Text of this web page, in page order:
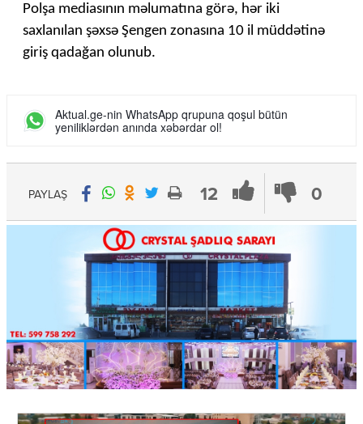
Polşa mediasının məlumatına görə, hər iki
saxlanılan şəxsə Şengen zonasına 10 il müddətinə
giriş qadağan olunub.
Aktual.ge-nin WhatsApp qrupuna qoşul bütün
yeniliklərdən anında xəbərdar ol!
12 0
PAYLAŞ